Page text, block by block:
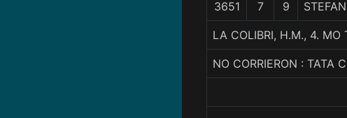
3651 7 9
LA COLIBRI, H.M., 4. MO
NO CORRIERON : TATA